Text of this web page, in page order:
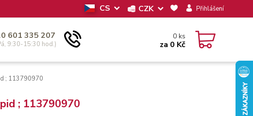
CS CZK Přihlášení
601 335 207
9:30-15:30 hod.)
0 ks
za 0 Kč
; 113790970
; 113790970